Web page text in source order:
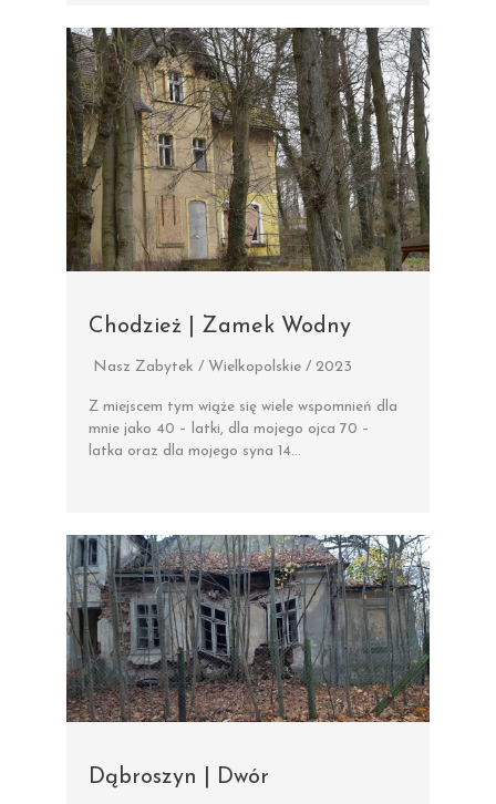
Chodzież | Zamek Wodny
Nasz Zabytek / Wielkopolskie / 2023
Z miejscem tym wiąże się wiele wspomnień dla
mnie jako 40 – latki, dla mojego ojca 70 –
latka oraz dla mojego syna 14…
Dąbroszyn | Dwór